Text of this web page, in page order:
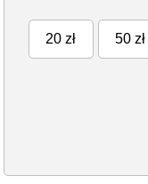
20 zł 50 zł